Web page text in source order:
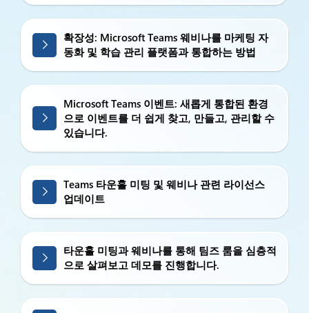
확장성: Microsoft Teams 웨비나를 마케팅 자
동화 및 학습 관리 플랫폼과 통합하는 방법
Microsoft Teams 이벤트: 새롭게 통합된 환경
으로 이벤트를 더 쉽게 찾고, 만들고, 관리할 수
있습니다.
Teams 타운홀 미팅 및 웨비나 관련 라이선스
업데이트
타운홀 미팅과 웨비나를 통해 팀즈 룸을 심층적
으로 살펴보고 데모를 진행합니다.